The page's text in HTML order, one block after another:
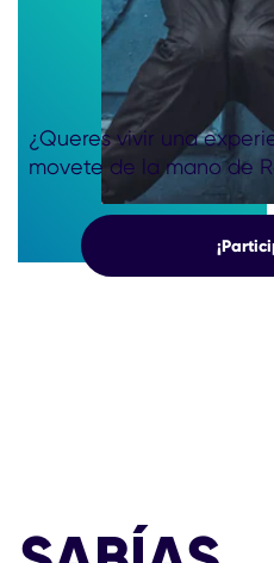
¿Queres vivir una
movete de la mano de